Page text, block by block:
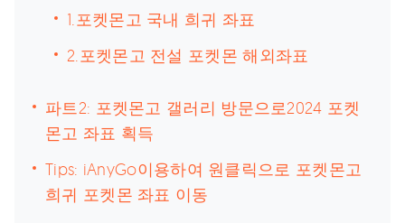
1.포켓몬고 국내 희귀 좌표
2.포켓몬고 전설 포켓몬 해외좌표
파트2: 포켓몬고 갤러리 방문으로2024 포켓
몬고 좌표 획득
Tips: iAnyGo이용하여 원클릭으로 포켓몬고
희귀 포켓몬 좌표 이동